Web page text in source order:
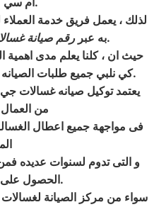
لذلك ، يعمل فريق خدمة
به عبر رقم صيانة
.
حيث ان ، كلنا يعلم مدى اهمية
كي نلبي جميع طلبات.
يعتمد توكيل صيانه غسالات
من
فى مواجهة جميع اعطال
و التى تدوم لسنوات عديده
الحصول.
سواء من مركز الصيانة